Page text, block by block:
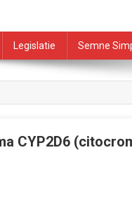
Legislatie Semne
CYP2D6